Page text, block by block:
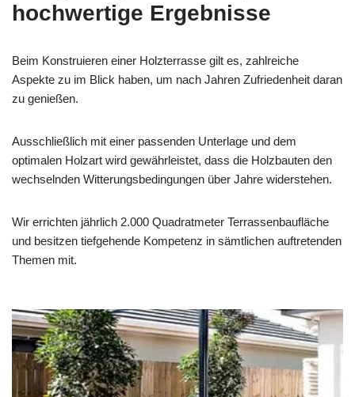
hochwertige Ergebnisse
Beim Konstruieren einer Holzterrasse gilt es, zahlreiche
Aspekte zu im Blick haben, um nach Jahren Zufriedenheit daran
zu genießen.
Ausschließlich mit einer passenden Unterlage und dem
optimalen Holzart wird gewährleistet, dass die Holzbauten den
wechselnden Witterungsbedingungen über Jahre widerstehen.
Wir errichten jährlich 2.000 Quadratmeter Terrassenbaufläche
und besitzen tiefgehende Kompetenz in sämtlichen auftretenden
Themen mit.